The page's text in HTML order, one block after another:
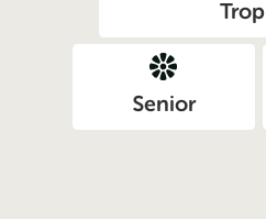
Trop
Senior